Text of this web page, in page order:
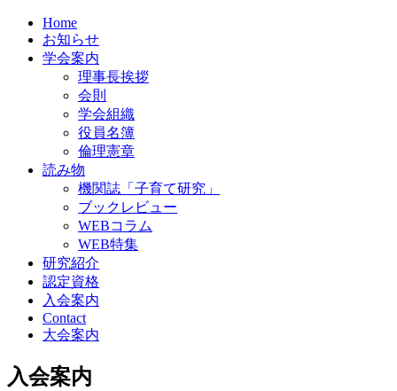
Home
お知らせ
学会案内
理事長挨拶
会則
学会組織
役員名簿
倫理憲章
読み物
機関誌「子育て研究」
ブックレビュー
WEBコラム
WEB特集
研究紹介
認定資格
入会案内
Contact
大会案内
入会案内